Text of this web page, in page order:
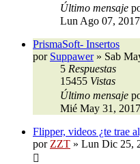
Último mensaje
Lun Ago 07,
PrismaSoft- Insertos
por Suppawer» Sab
5 Respuestas
15455 Vistas
Último mensaje
Mié May 31,
Flipper, videos ¿te trae
por ZZT » Lun Dic 25,